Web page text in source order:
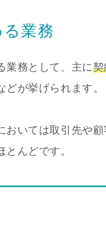
業務
業務として、主に契
どが挙げられます。
おいては取引先や
んどです。